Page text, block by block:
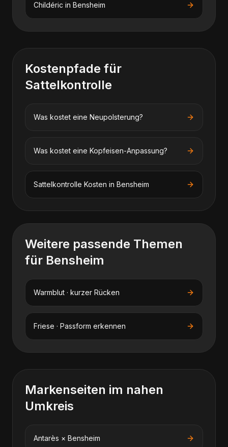
Childéric in Bensheim
Kostenpfade für
Sattelkontrolle
Was kostet eine Neupolsterung?
Was kostet eine Kopfeisen-Anpassung?
Sattelkontrolle Kosten in Bensheim
Weitere passende Themen
für Bensheim
Warmblut · kurzer Rücken
Friese · Passform erkennen
Markenseiten im nahen
Umkreis
Antarès × Bensheim